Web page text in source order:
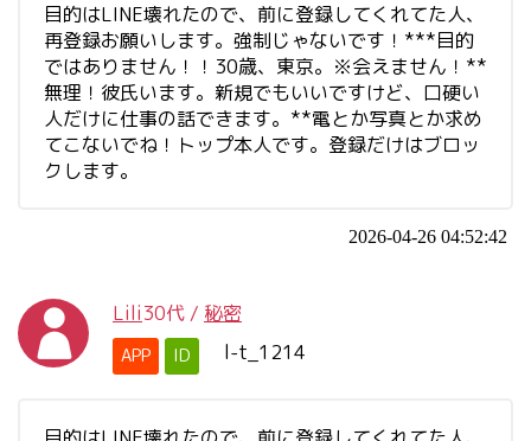
目的はLINE壊れたので、前に登録してくれてた人、
再登録お願いします。強制じゃないです！***目的
ではありません！！30歳、東京。※会えません！**
無理！彼氏います。新規でもいいですけど、口硬い
人だけに仕事の話できます。**電とか写真とか求め
てこないでね！トップ本人です。登録だけはブロッ
クします。
2026-04-26 04:52:42
Lili30代 / 秘密
APP ID l-t_1214